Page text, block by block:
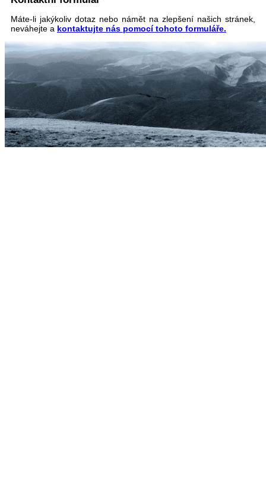
Máte-li jakýkoliv dotaz nebo námět na zlepšení našich stránek,
neváhejte a kontaktujte nás pomocí tohoto formuláře.